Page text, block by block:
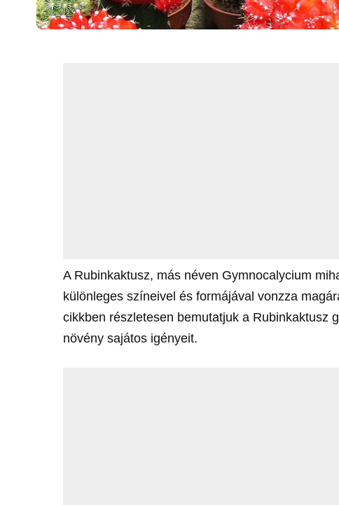
A Rubinkaktusz, más néven Gymnocalycium
különleges színeivel és formájával vonzza
cikkben részletesen bemutatjuk a Rubinkaktusz
növény sajátos igényeit.